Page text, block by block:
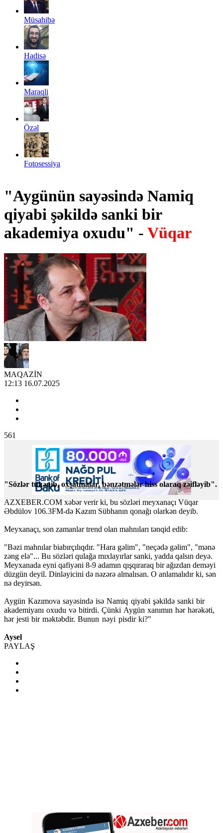
Müsahibə
Hadisə
Maraqli
Özəl
Fotosessiya
"Aygünün sayəsində Namiq
qiyabi şəkildə sanki bir
akademiya oxudu" - Vüqar
MAQAZİN
12:13 16.07.2025
561
"Sözlər tükənib, oxşatmalar, bənzətmələr hiss olaraq zəifləyib".
AZXEBER.COM xəbər verir ki, bu sözləri meyxanaçı Vüqar
Əbdülov 106.3FM-də Kazım Sübhanın qonağı olarkən deyib.
Meyxanaçı, son zamanlar trend olan mahnıları tənqid edib:
"Bəzi mahnılar biabırçılıqdır. "Hara gəlim", "neçədə gəlim", "mənə
zəng elə"... Bu sözləri qulağa mıxlayırlar sanki, yadda qalsın deyə.
Meyxanada eyni qafiyəni 8-9 adamın qışqıraraq bir ağızdan deməyi
düzgün deyil. Dinləyicini də nəzərə almalısan. O anlamalıdır ki, sən
nə deyirsən.
Aygün Kazımova sayəsində isə Namiq qiyabi şəkildə sanki bir
akademiyanı oxudu və bitirdi. Çünki Aygün xanımın hər hərəkəti,
hər jesti bir məktəbdir.Bunun nəyi pisdir ki?"
Aysel
PAYLAŞ